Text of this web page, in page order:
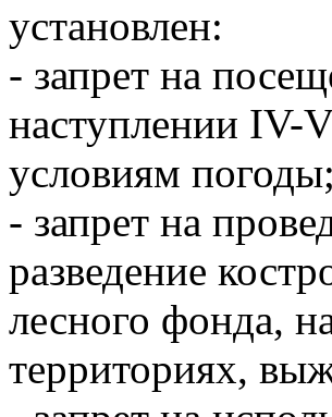
установлен:
- запрет на
наступлении IV-
условиям погоды;
- запрет на
разведение
лесного фонда,
территориях,